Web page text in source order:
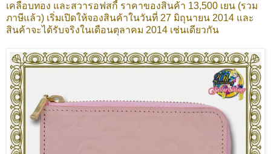
เคลือบทอง และสวารอฟสกี้ ราคาของสินค้า 13,500 เยน (รวม
ภาษีแล้ว) เริ่มเปิดให้จองสินค้าในวันที่ 27 มิถุนายน 2014 และ
สินค้าจะได้รับจริงในเดือนตุลาคม 2014 เช่นเดียวกัน